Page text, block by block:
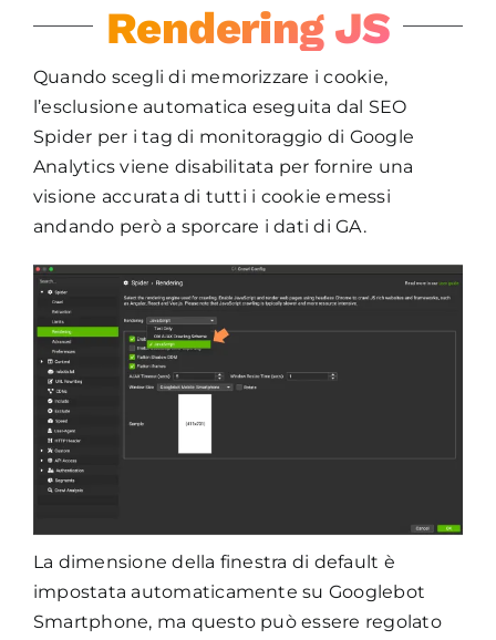
Rendering JS
Quando scegli di memorizzare i cookie,
l’esclusione automatica eseguita dal SEO
Spider per i tag di monitoraggio di Google
Analytics viene disabilitata per fornire una
visione accurata di tutti i cookie emessi
andando però a sporcare i dati di GA.
La dimensione della finestra di default è
impostata automaticamente su Googlebot
Smartphone, ma questo può essere regolato